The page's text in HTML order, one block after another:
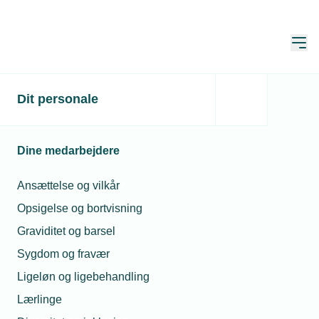
Dit personale
Dine medarbejdere
Ansættelse og vilkår
Opsigelse og bortvisning
Graviditet og barsel
Sygdom og fravær
Ligeløn og ligebehandling
Lærlinge
Digitalt netværk om
Skrevet af: Mads Hagemann Petersen og Jan Kristensen